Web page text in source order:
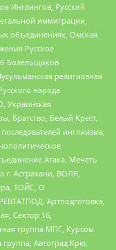
Инглингов, Русский
иммиграции,
объединениях, Омская
Русское
Болельщиков
религиозная
народа
Украинская
Братство, Белый Крест,
инглиизма,
Атака, Мечеть
Астрахани, ВОЛЯ,
ТОЙС, О
Артподготовка,
Сектор 16,
группа МПГ, Курсом
Автоград Крю,